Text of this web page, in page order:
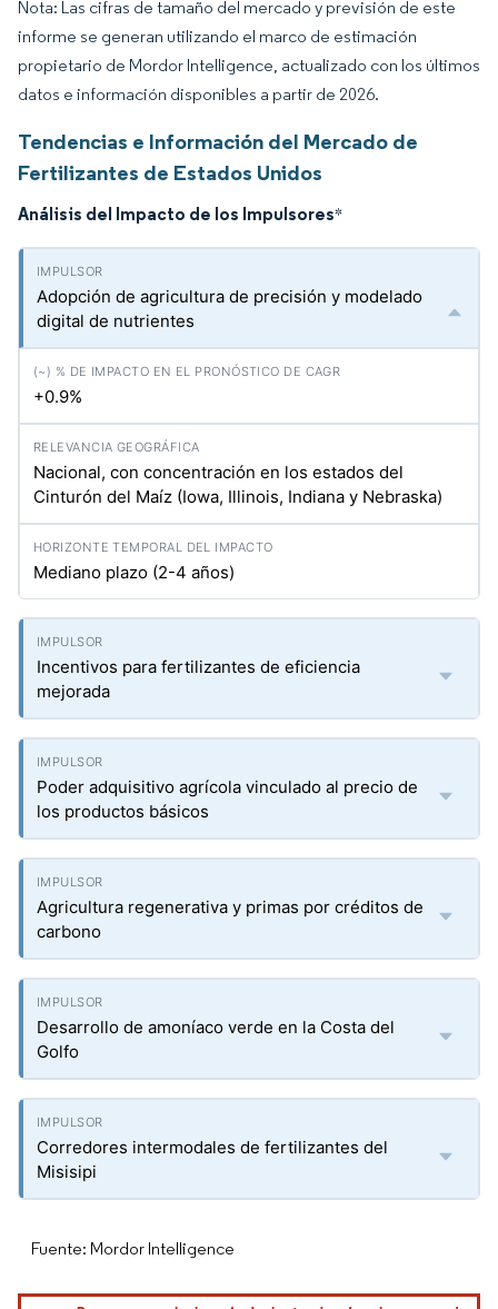
Nota: Las cifras de tamaño del mercado y previsión de este
informe se generan utilizando el marco de estimación
propietario de Mordor Intelligence, actualizado con los últimos
datos e información disponibles a partir de 2026.
Tendencias e Información del Mercado de
Fertilizantes de Estados Unidos
Análisis del Impacto de los Impulsores*
Adopción de agricultura de precisión y modelado
digital de nutrientes
+0.9%
Nacional, con concentración en los estados del
Cinturón del Maíz (Iowa, Illinois, Indiana y Nebraska)
Mediano plazo (2-4 años)
Incentivos para fertilizantes de eficiencia
mejorada
Poder adquisitivo agrícola vinculado al precio de
los productos básicos
Agricultura regenerativa y primas por créditos de
carbono
Desarrollo de amoníaco verde en la Costa del
Golfo
Corredores intermodales de fertilizantes del
Misisipi
Fuente: Mordor Intelligence